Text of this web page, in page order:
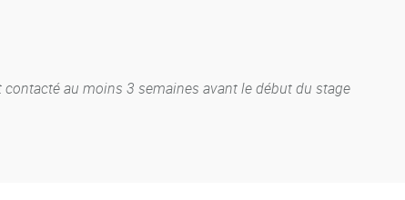
au moins 3 semaines avant le début du stage